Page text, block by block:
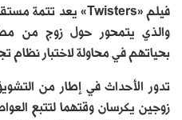
والذي يتمحور حول زوج من
بحياتهم في محاولة لاختبار نظام
تدور الأحداث في إطار من
زوجين يكرسان وقتهما لتتبع